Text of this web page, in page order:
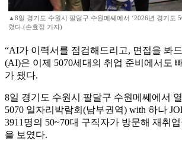
▲8일 경기도 수원시 팔달구 수원메쎄에서 ‘2026년 경기도
렸다.(손효정 기자)
“AI가 이력서를 점검해드리고, 면접을 봐
(AI)은 이제 5070세대의 취업 준비에서도
가 됐다.
8일 경기도 수원시 팔달구 수원메쎄에서
5070 일자리박람회(남부권역) with 하나
3911명의 50~70대 구직자가 방문해 재취
을 보였다.